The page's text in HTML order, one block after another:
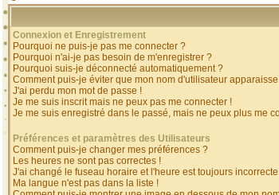
Connexion et Enregistrement
Pourquoi ne puis-je pas me connecter ?
Pourquoi n'ai-je pas besoin de m'enregistrer ?
Pourquoi suis-je déconnecté automatiquement ?
Comment puis-je éviter que mon nom d'utilisateur
J'ai perdu mon mot de passe !
Je me suis inscrit mais ne peux pas me connecter !
Je me suis enregistré dans le passé, mais ne peux plus me
Préférences et paramètres des Utilisateurs
Comment puis-je changer mes préférences ?
Les heures ne sont pas correctes !
J'ai changé le fuseau horaire et l'heure est toujours
Ma langue n'est pas dans la liste !